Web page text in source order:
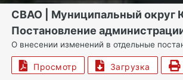
СВАО | Муниципальный округ
Постановление
О внесении изменений в отдельные
Просмотр Загрузка